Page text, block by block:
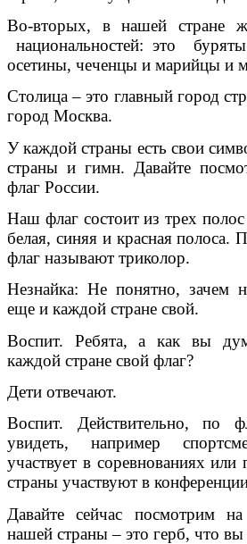
Во-вторых, в нашей стране
национальностей: это
осетины, чеченцы и марийцы и
Столица – это главный город
город Москва.
У каждой страны есть свои
страны и гимн. Давайте
флаг России.
Наш флаг состоит из трех полос
белая, синяя и красная
флаг называют триколор.
Незнайка: Не понятно, зачем
еще и каждой стране свой.
Воспит. Ребята, а как вы
каждой стране свой флаг?
Дети отвечают.
Воспит. Действительно, по
увидеть, например
участвует в соревнованиях или
страны участвуют в
Давайте сейчас посмотрим
нашей страны – это герб, что вы